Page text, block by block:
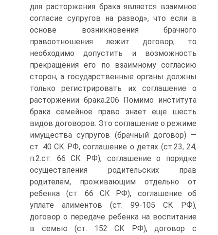
для расторжения брака является взаимное
согласие супругов на развод», что если в
основе возникновения брачного
правоотношения лежит договор, то
необходимо допустить и возможность
прекращения его по взаимному согласию
сторон, а государственные органы должны
только регистрировать их соглашение о
расторжении брака.206 Помимо института
брака семейное право знает еще шесть
видов договоров. Это соглашение о режиме
имущества супругов (брачный договор) —
ст. 40 СК РФ, соглашение о детях (ст.23, 24,
п.2.ст. 66 СК РФ), соглашение о порядке
осуществления родительских прав
родителем, проживающим отдельно от
ребенка (ст. 66 СК РФ), соглашение об
уплате алиментов (ст. 99-105 СК РФ),
договор о передаче ребенка на воспитание
в семью (ст. 152 СК РФ), договор с